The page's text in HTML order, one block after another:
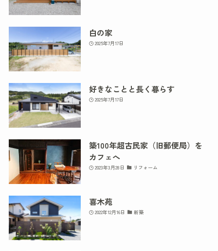
白の家
2025年7月17日
好きなことと長く暮らす
2025年7月17日
築100年超古民家（旧郵便局）を
カフェへ
2023年3月28日 リフォーム
喜木苑
2022年12月16日 新築